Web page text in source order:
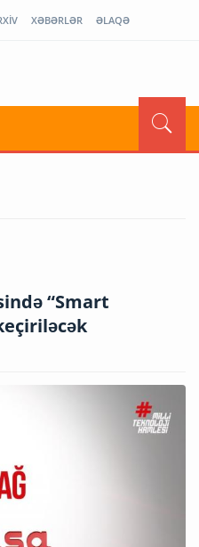
XƏBƏRLƏR ƏLAQƏ
“Smart